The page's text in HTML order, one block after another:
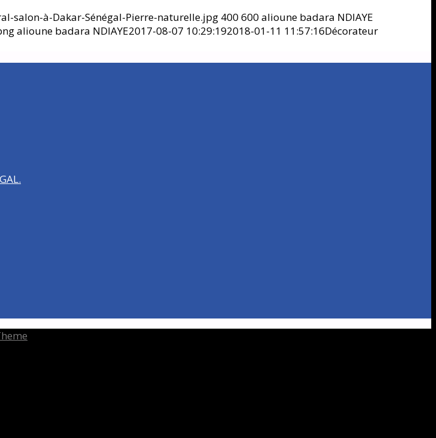
salon-à-Dakar-Sénégal-Pierre-naturelle.jpg 400 600 alioune badara NDIAYE
alioune badara NDIAYE2017-08-07 10:29:192018-01-11 11:57:16Décorateur